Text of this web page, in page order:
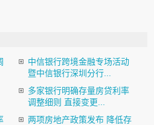
中信银行跨境金融专场活动
暨中信银行深圳分行...
多家银行明确存量房贷利率
调整细则 直接变更...
两项房地产政策发布 降低存